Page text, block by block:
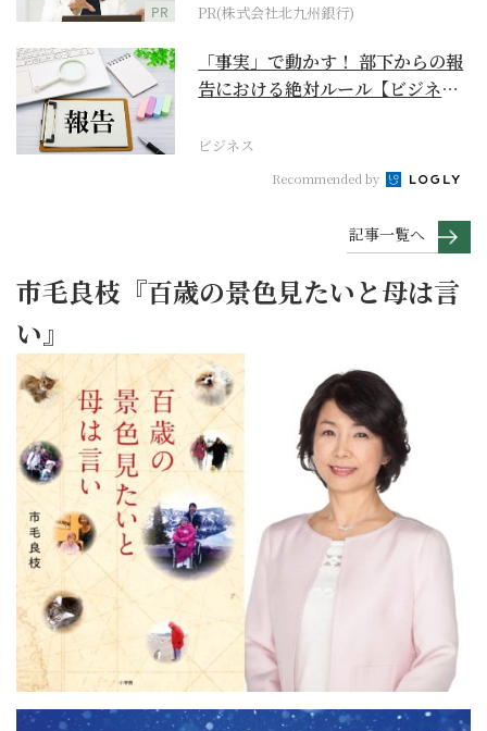
PR PR(株式会社北九州銀行)
「事実」で動かす！ 部下からの報
告における絶対ルール【ビジネス
ビジネス
Recommended by
記事一覧へ
市毛良枝『百歳の景色見たいと母は言
い』